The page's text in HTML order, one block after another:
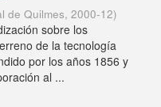
de Quilmes, 2000-12)
sobre los
de la tecnología
por los años 1856 y
al ...